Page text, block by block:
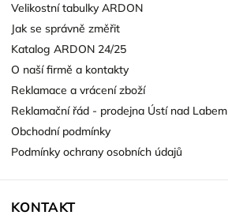
Velikostní tabulky ARDON
Jak se správně změřit
Katalog ARDON 24/25
O naší firmě a kontakty
Reklamace a vrácení zboží
Reklamační řád - prodejna Ústí nad Labem
Obchodní podmínky
Podmínky ochrany osobních údajů
KONTAKT